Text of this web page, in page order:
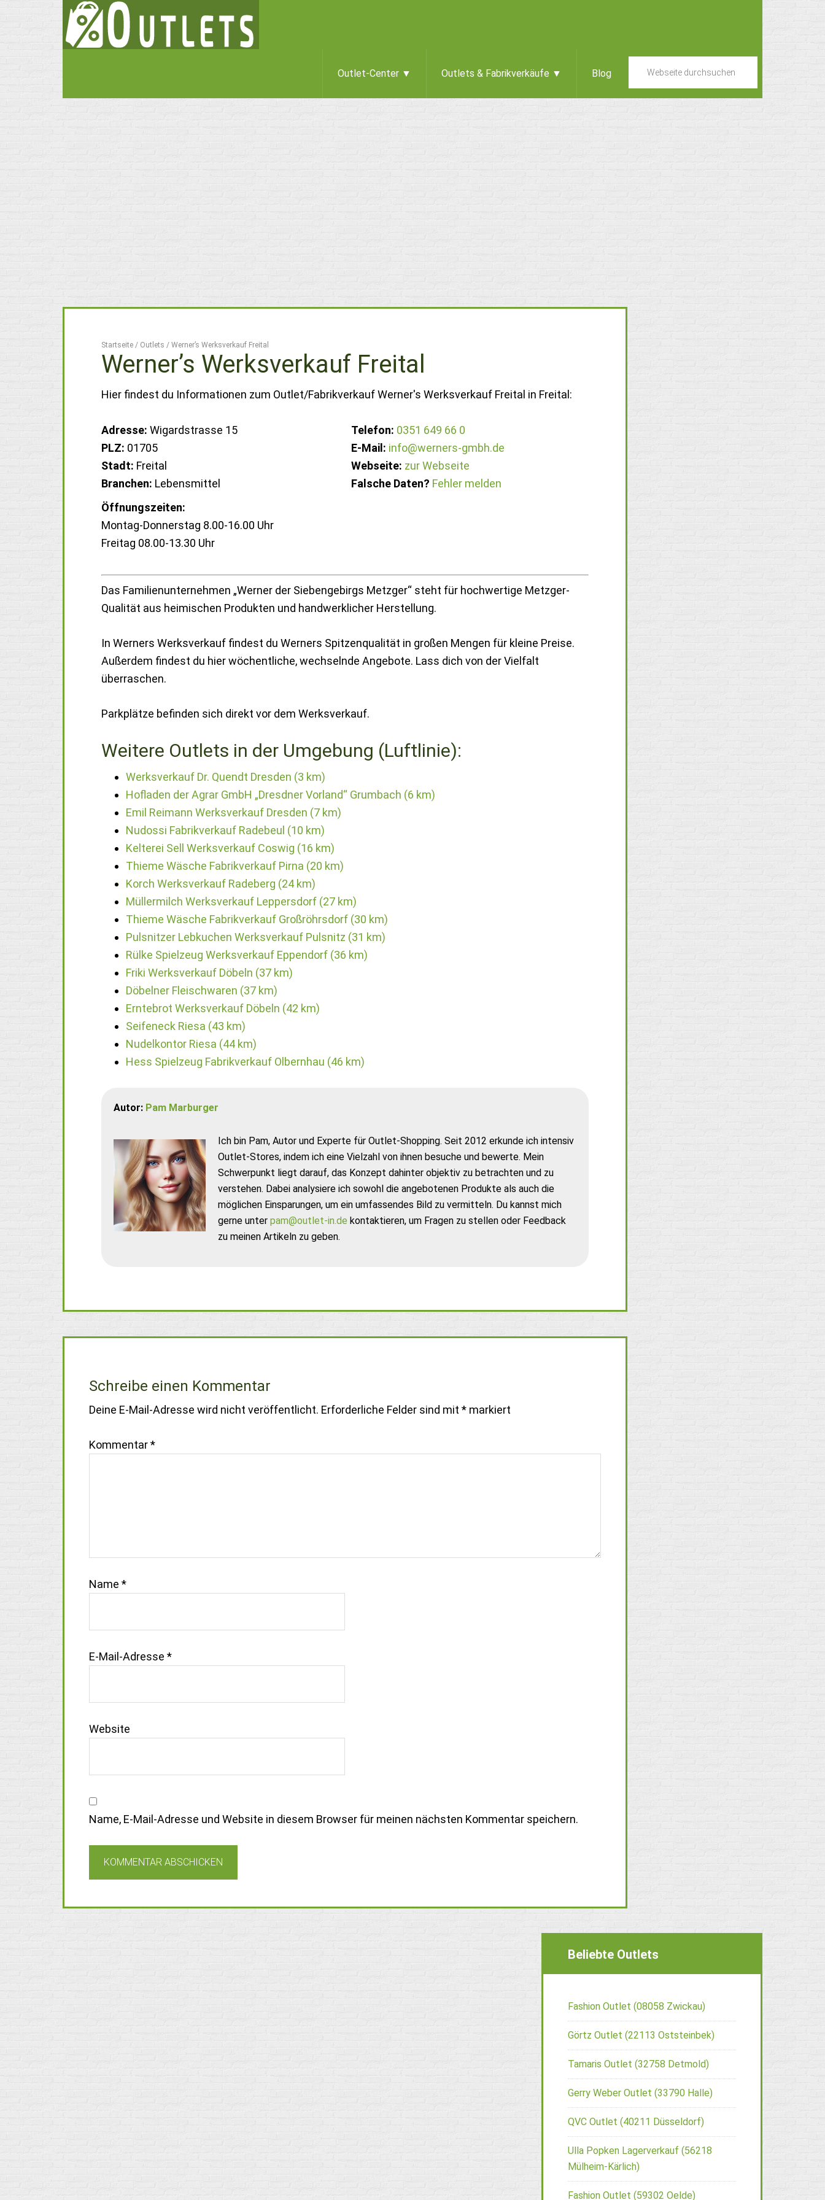
Outlet-Center ▼ Outlets & Fabrikverkäufe ▼ Blog
Startseite / Outlets / Werner’s Werksverkauf Freital
Werner’s Werksverkauf Freital
Hier findest du Informationen zum Outlet/Fabrikverkauf Werner's Werksverkauf Freital in Freital:
Adresse: Wigardstrasse 15
PLZ: 01705
Stadt: Freital
Branchen: Lebensmittel
Telefon: 0351 649 66 0
E-Mail: info@werners-gmbh.de
Webseite: zur Webseite
Falsche Daten? Fehler melden
Öffnungszeiten:
Montag-Donnerstag 8.00-16.00 Uhr
Freitag 08.00-13.30 Uhr
Das Familienunternehmen „Werner der Siebengebirgs Metzger“ steht für hochwertige Metzger-
Qualität aus heimischen Produkten und handwerklicher Herstellung.
In Werners Werksverkauf findest du Werners Spitzenqualität in großen Mengen für kleine Preise.
Außerdem findest du hier wöchentliche, wechselnde Angebote. Lass dich von der Vielfalt
überraschen.
Parkplätze befinden sich direkt vor dem Werksverkauf.
Weitere Outlets in der Umgebung (Luftlinie):
Werksverkauf Dr. Quendt Dresden (3 km)
Hofladen der Agrar GmbH „Dresdner Vorland“ Grumbach (6 km)
Emil Reimann Werksverkauf Dresden (7 km)
Nudossi Fabrikverkauf Radebeul (10 km)
Kelterei Sell Werksverkauf Coswig (16 km)
Thieme Wäsche Fabrikverkauf Pirna (20 km)
Korch Werksverkauf Radeberg (24 km)
Müllermilch Werksverkauf Leppersdorf (27 km)
Thieme Wäsche Fabrikverkauf Großröhrsdorf (30 km)
Pulsnitzer Lebkuchen Werksverkauf Pulsnitz (31 km)
Rülke Spielzeug Werksverkauf Eppendorf (36 km)
Friki Werksverkauf Döbeln (37 km)
Döbelner Fleischwaren (37 km)
Erntebrot Werksverkauf Döbeln (42 km)
Seifeneck Riesa (43 km)
Nudelkontor Riesa (44 km)
Hess Spielzeug Fabrikverkauf Olbernhau (46 km)
Autor: Pam Marburger
Ich bin Pam, Autor und Experte für Outlet-Shopping. Seit 2012 erkunde ich intensiv
Outlet-Stores, indem ich eine Vielzahl von ihnen besuche und bewerte. Mein
Schwerpunkt liegt darauf, das Konzept dahinter objektiv zu betrachten und zu
verstehen. Dabei analysiere ich sowohl die angebotenen Produkte als auch die
möglichen Einsparungen, um ein umfassendes Bild zu vermitteln. Du kannst mich
gerne unter pam@outlet-in.de kontaktieren, um Fragen zu stellen oder Feedback
zu meinen Artikeln zu geben.
Schreibe einen Kommentar
Deine E-Mail-Adresse wird nicht veröffentlicht. Erforderliche Felder sind mit * markiert
Kommentar*
Name *
E-Mail-Adresse *
Website
Name, E-Mail-Adresse und Website in diesem Browser für meinen nächsten Kommentar speichern.
Beliebte Outlets
Fashion Outlet (08058 Zwickau)
Görtz Outlet (22113 Oststeinbek)
Tamaris Outlet (32758 Detmold)
Gerry Weber Outlet (33790 Halle)
QVC Outlet (40211 Düsseldorf)
Ulla Popken Lagerverkauf (56218
Mülheim-Kärlich)
Fashion Outlet (59302 Oelde)